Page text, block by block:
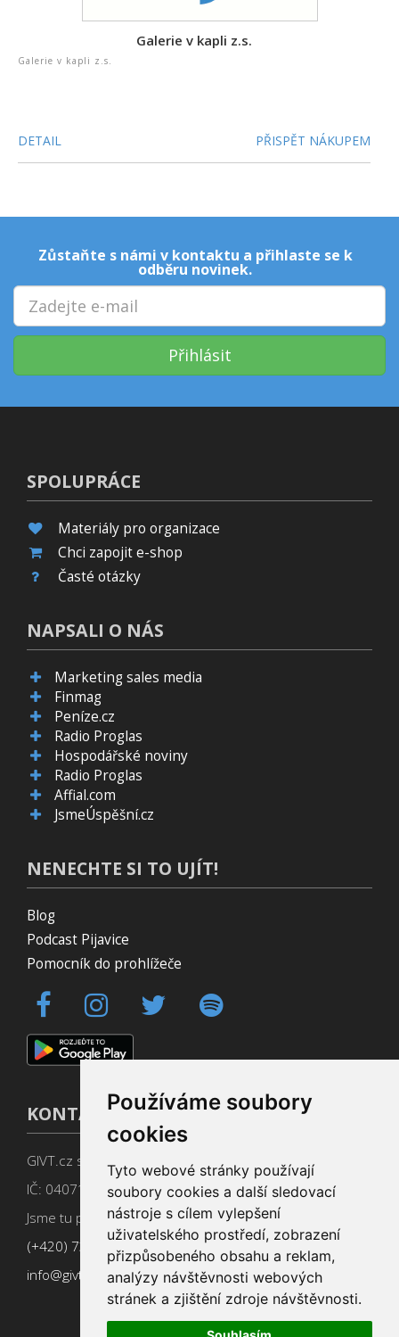
Používáme soubory
cookies
Tyto webové stránky používají
soubory cookies a další sledovací
nástroje s cílem vylepšení
uživatelského prostředí, zobrazení
přizpůsobeného obsahu a reklam,
analýzy návštěvnosti webových
stránek a zjištění zdroje návštěvnosti.
Galerie v kapli z.s.
Galerie v kapli z.s.
DETAIL PŘISPĚT NÁKUPEM
Zůstaňte s námi v kontaktu a přihlaste se k
odběru novinek.
Přihlásit
SPOLUPRÁCE
Materiály pro organizace
Chci zapojit e-shop
Časté otázky
NAPSALI O NÁS
Marketing sales media
Finmag
Peníze.cz
Radio Proglas
Hospodářské noviny
Radio Proglas
Affial.com
JsmeÚspěšní.cz
NENECHTE SI TO UJÍT!
Blog
Podcast Pijavice
Pomocník do prohlížeče
KONTAKT
GIVT.cz s. r. o., Dolní nám. 16, 779 00 Olomouc
IČ: 04071433
Jsme tu pro Vás od 9:00 do 17:00
(+420) 737 266 402
info@givt.cz